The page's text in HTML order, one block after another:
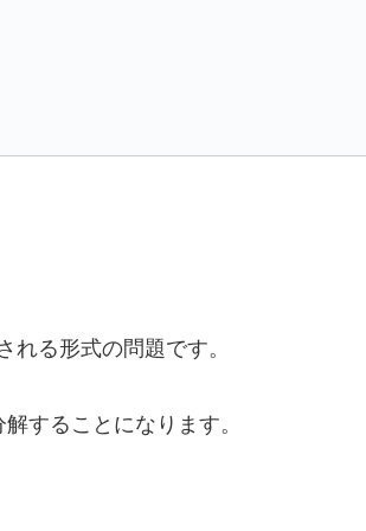
る形式の問題です。
することになります。